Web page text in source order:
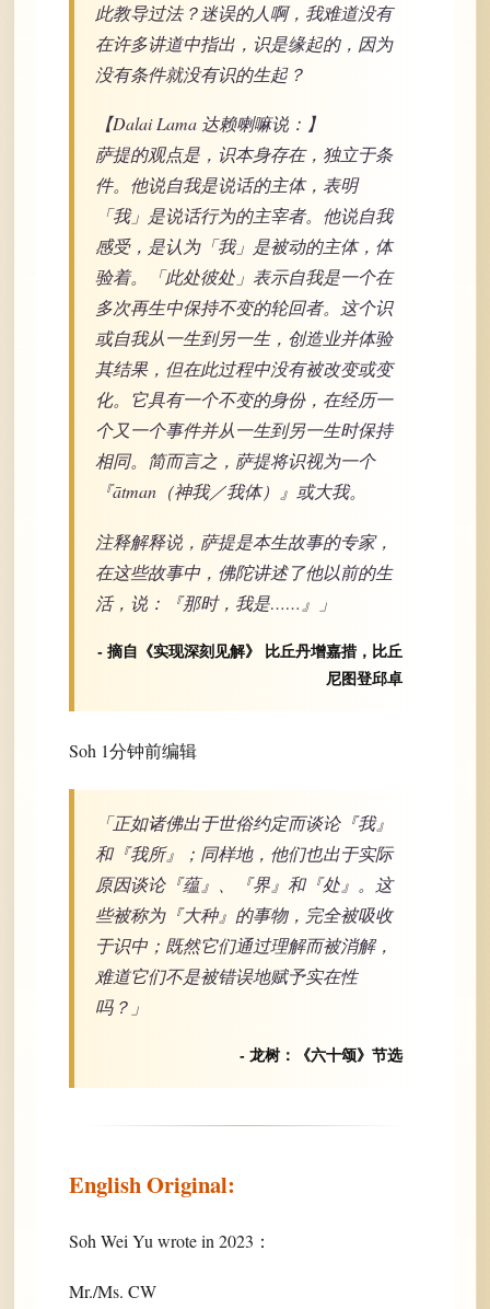
此教导过法？迷误的人啊，我难道没有
在许多讲道中指出，识是缘起的，因为
没有条件就没有识的生起？
【Dalai Lama 达赖喇嘛说：】
萨提的观点是，识本身存在，独立于条
件。他说自我是说话的主体，表明
「我」是说话行为的主宰者。他说自我
感受，是认为「我」是被动的主体，体
验着。「此处彼处」表示自我是一个在
多次再生中保持不变的轮回者。这个识
或自我从一生到另一生，创造业并体验
其结果，但在此过程中没有被改变或变
化。它具有一个不变的身份，在经历一
个又一个事件并从一生到另一生时保持
相同。简而言之，萨提将识视为一个
『ātman（神我／我体）』或大我。
注释解释说，萨提是本生故事的专家，
在这些故事中，佛陀讲述了他以前的生
活，说：『那时，我是……』」
- 摘自《实现深刻见解》 比丘丹增嘉措，比丘
尼图登邱卓
Soh 1分钟前编辑
「正如诸佛出于世俗约定而谈论『我』
和『我所』；同样地，他们也出于实际
原因谈论『蕴』、『界』和『处』。这
些被称为『大种』的事物，完全被吸收
于识中；既然它们通过理解而被消解，
难道它们不是被错误地赋予实在性
吗？」
- 龙树：《六十颂》节选
English Original:
Soh Wei Yu wrote in 2023：
Mr./Ms. CW